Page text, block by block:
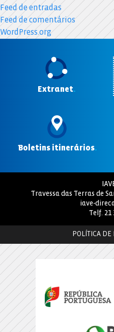
Feed de entradas
Feed de comentários
WordPress.org
Extranet.
Boletins itinerários.
Travessa das Terras de
iave-
Telf. 21
POLÍTICA